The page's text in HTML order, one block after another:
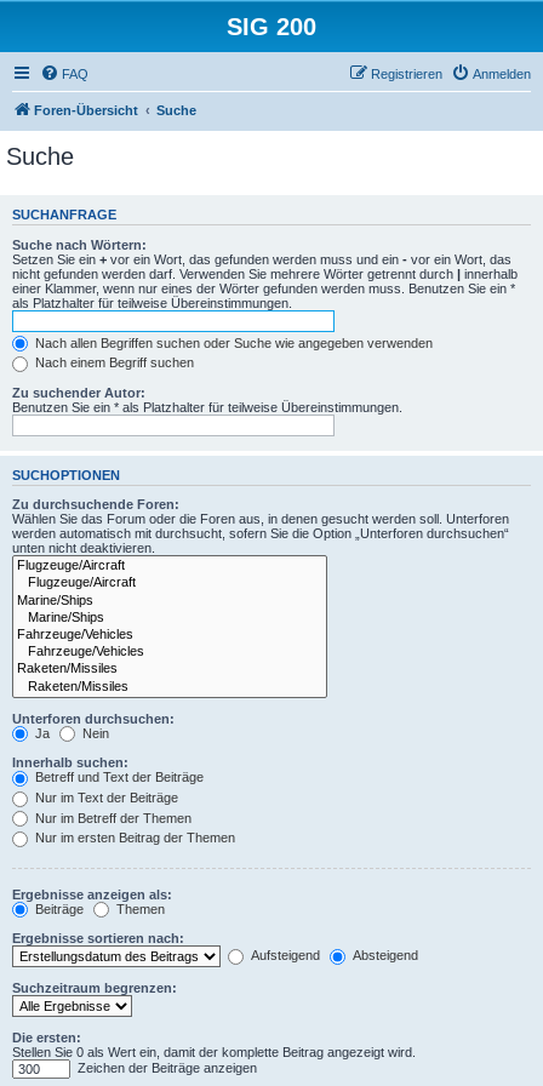
SIG 200
FAQ Anmelden
Registrieren
Foren-Übersicht Suche
Suche
SUCHANFRAGE
Suche nach Wörtern:
Setzen Sie ein + vor ein Wort, das gefunden werden muss und ein - vor ein Wort, das
nicht gefunden werden darf. Verwenden Sie mehrere Wörter getrennt durch | innerhalb
einer Klammer, wenn nur eines der Wörter gefunden werden muss. Benutzen Sie ein *
als Platzhalter für teilweise Übereinstimmungen.
Nach allen Begriffen suchen oder Suche wie angegeben verwenden
Nach einem Begriff suchen
Zu suchender Autor:
Benutzen Sie ein * als Platzhalter für teilweise Übereinstimmungen.
SUCHOPTIONEN
Zu durchsuchende Foren:
Wählen Sie das Forum oder die Foren aus, in denen gesucht werden soll. Unterforen
werden automatisch mit durchsucht, sofern Sie die Option „Unterforen durchsuchen“
unten nicht deaktivieren.
Unterforen durchsuchen:
Ja
Nein
Innerhalb suchen:
Betreff und Text der Beiträge
Nur im Text der Beiträge
Nur im Betreff der Themen
Nur im ersten Beitrag der Themen
Ergebnisse anzeigen als:
Beiträge
Themen
Ergebnisse sortieren nach:
Aufsteigend
Absteigend
Suchzeitraum begrenzen:
Die ersten:
Stellen Sie 0 als Wert ein, damit der komplette Beitrag angezeigt wird.
Zeichen der Beiträge anzeigen